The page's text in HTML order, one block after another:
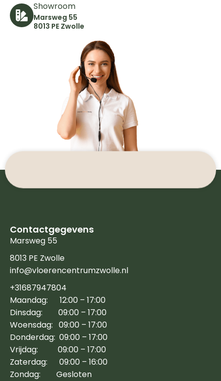
Showroom
Marsweg 55
8013 PE Zwolle
Contactgegevens
Marsweg 55
8013 PE Zwolle
info@vloerencentrumzwolle.nl
+31687947804
Maandag: 12:00 – 17:00
Dinsdag: 09:00 – 17:00
Woensdag: 09:00 – 17:00
Donderdag: 09:00 – 17:00
Vrijdag: 09:00 – 17:00
Zaterdag: 09:00 – 16:00
Zondag: Gesloten